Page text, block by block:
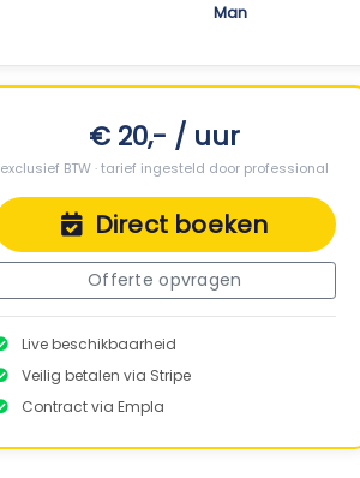
Man
€ 20,- / uur
exclusief BTW · tarief ingesteld door professional
Direct boeken
Offerte opvragen
Live beschikbaarheid
Veilig betalen via Stripe
Contract via Empla